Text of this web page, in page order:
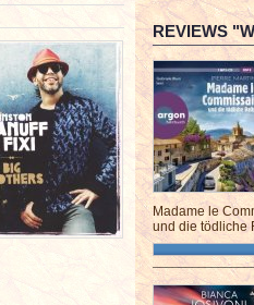
REVIEWS
Madame le
und die tödliche